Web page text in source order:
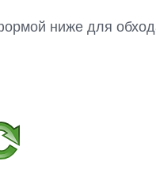
ниже для